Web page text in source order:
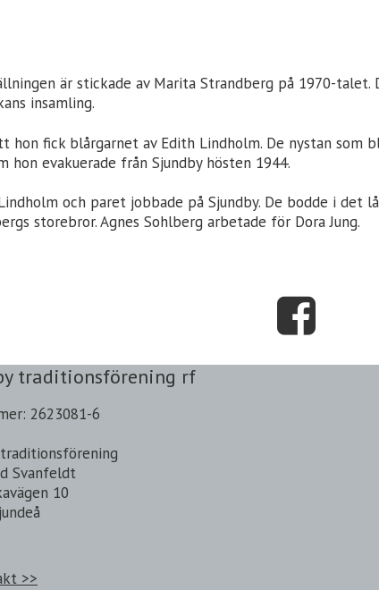
är stickade av Marita Strandberg på 1970-
insamling.
hon fick blårgarnet av Edith Lindholm. De nystan
evakuerade från Sjundby hösten 1944.
och paret jobbade på Sjundby. De bodde i det
storebror. Agnes Sohlberg arbetade för Dora Jung.
traditionsförening rf
2623081-6
Svanfeldt
10
>>